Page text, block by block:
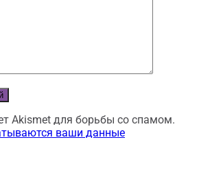
Akismet для борьбы со спамом.
ваши данные